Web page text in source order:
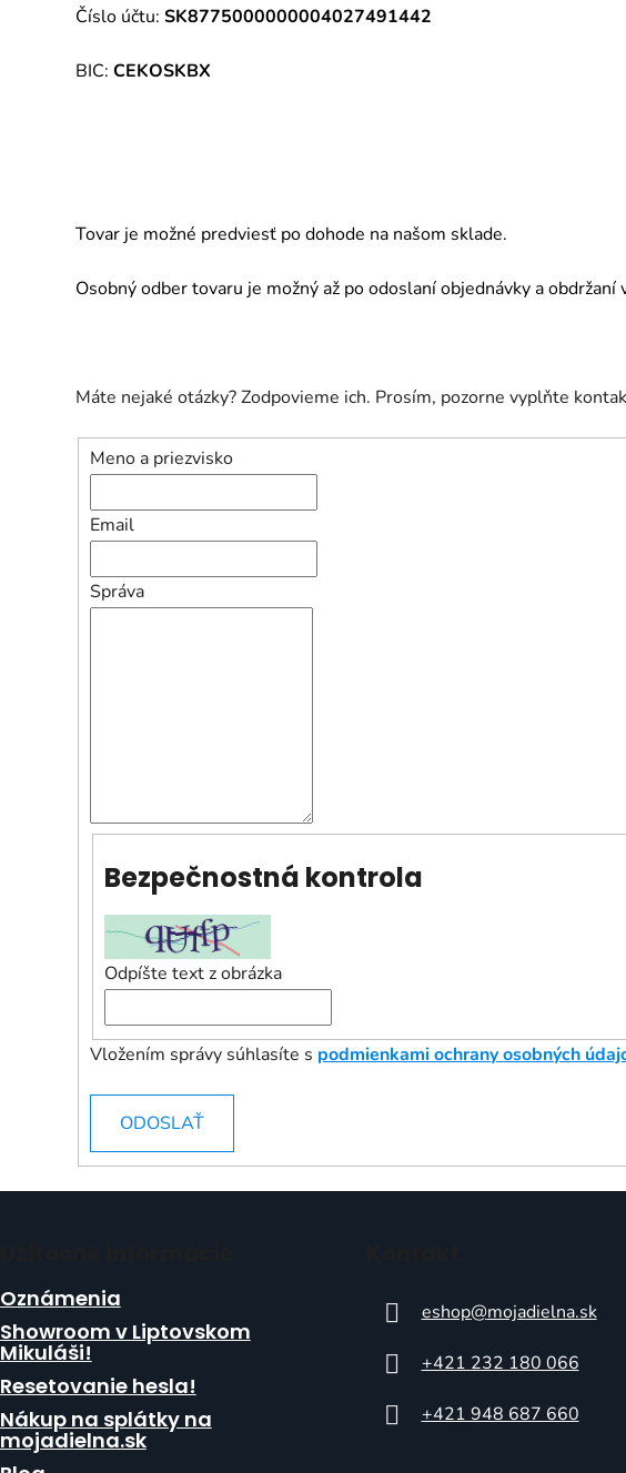
Číslo účtu: SK8775000000004027491442
BIC: CEKOSKBX
Tovar je možné predviesť po dohode na našom sklade.
Osobný odber tovaru je možný až po odoslaní objednávky a obdržaní
Máte nejaké otázky? Zodpovieme ich. Prosím, pozorne vyplňte
Meno a priezvisko
Email
Správa
Bezpečnostná kontrola
Odpíšte text z obrázka
Vložením správy súhlasíte s podmienkami ochrany osobných
ODOSLAŤ
Oznámenia
Showroom v Liptovskom
Mikuláši!
Resetovanie hesla!
Nákup na splátky na
mojadielna.sk
eshop@mojadielna.sk
+421 232 180 066
+421 948 687 660